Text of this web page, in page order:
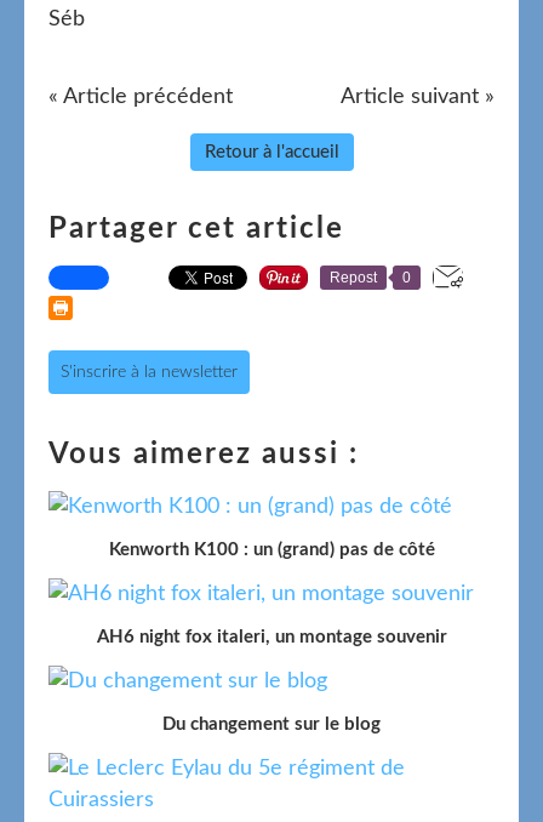
Séb
« Article précédent Article suivant »
Retour à l'accueil
Partager cet article
Repost 0
S'inscrire à la newsletter
Vous aimerez aussi :
Kenworth K100 : un (grand) pas de côté
AH6 night fox italeri, un montage souvenir
Du changement sur le blog